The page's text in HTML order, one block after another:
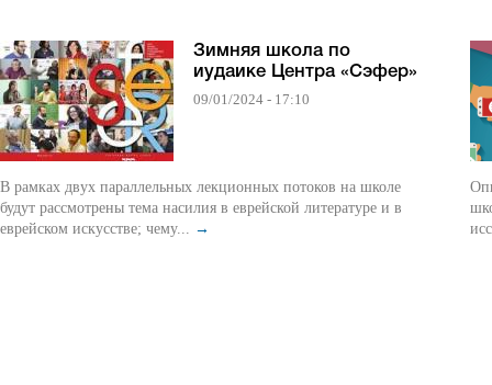
Зимняя школа по
иудаике Центра «Сэфер»
09/01/2024 - 17:10
В рамках двух параллельных лекционных потоков на школе
будут рассмотрены тема насилия в еврейской литературе и в
еврейском искусстве; чему... →